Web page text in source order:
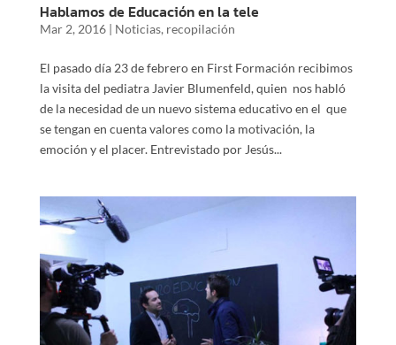
Hablamos de Educación en la tele
Mar 2, 2016| Noticias, recopilación
El pasado día 23 de febrero en First Formación recibimos
la visita del pediatra Javier Blumenfeld, quien nos habló
de la necesidad de un nuevo sistema educativo en el que
se tengan en cuenta valores como la motivación, la
emoción y el placer. Entrevistado por Jesús...